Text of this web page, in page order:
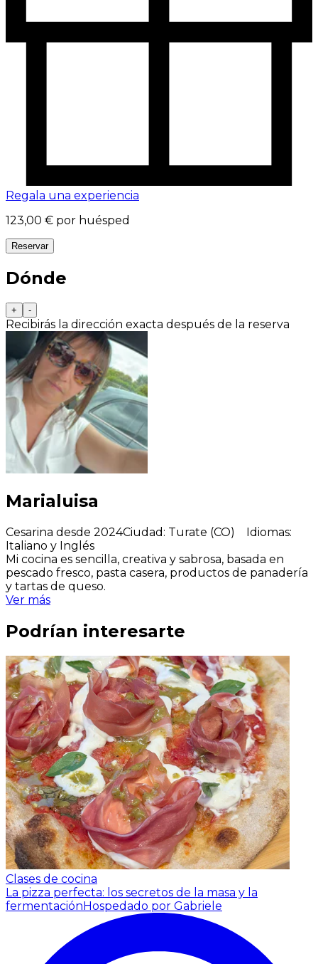
Regala una experiencia
123,00 € por huésped
Reservar
Dónde
+ -
Recibirás la dirección exacta después de la reserva
Marialuisa
Cesarina desde 2024Ciudad : Turate (CO) Idiomas:
Italiano y Inglés
Mi cocina es sencilla, creativa y sabrosa, basada en
pescado fresco, pasta casera, productos de panadería
y tartas de queso.
Ver más
Podrían interesarte
Clases de cocina
La pizza perfecta: los secretos de la masa y la
fermentaciónHospedado por Gabriele